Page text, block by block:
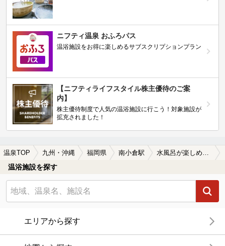
ニフティ温泉 おふろパス
温浴施設をお得に楽しめるサブスクリプションプラン
【ニフティライフスタイル株主優待のご案
内】
株主優待制度で人気の温浴施設に行こう！対象施設が
拡充されました！
温泉TOP 九州・沖縄 福岡県 南小倉駅 水風呂が楽しめる南小倉駅近くの温泉、日帰り温泉、スーパー銭湯おすすめ
温浴施設を探す
エリアから探す